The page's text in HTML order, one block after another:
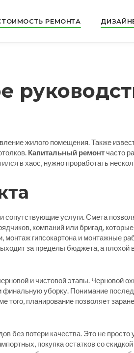
РЕМОНТА
жилого помещения. Также
Капитальный ремонт часто
в хаос, нужно проработать
сопутствующие услуги. Смета
, компаний или бригад,
монтаж гипсокартона и монтажные
за пределы бюджета, а
и чистовой этапы. Черновой
уборку. Понимание
планирование позволяет
без потери качества. Это не
покупка остатков со